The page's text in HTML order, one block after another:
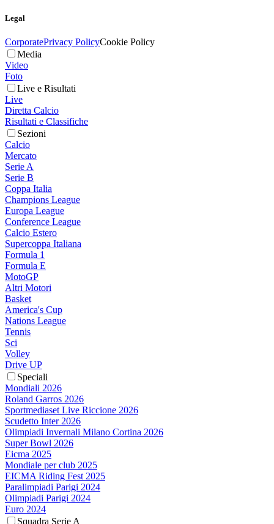
Legal
CorporatePrivacy PolicyCookie Policy
Media
Video
Foto
Live e Risultati
Live
Diretta Calcio
Risultati e Classifiche
Sezioni
Calcio
Mercato
Serie A
Serie B
Coppa Italia
Champions League
Europa League
Conference League
Calcio Estero
Supercoppa Italiana
Formula 1
Formula E
MotoGP
Altri Motori
Basket
America's Cup
Nations League
Tennis
Sci
Volley
Drive UP
Speciali
Mondiali 2026
Roland Garros 2026
Sportmediaset Live Riccione 2026
Scudetto Inter 2026
Olimpiadi Invernali Milano Cortina 2026
Super Bowl 2026
Eicma 2025
Mondiale per club 2025
EICMA Riding Fest 2025
Paralimpiadi Parigi 2024
Olimpiadi Parigi 2024
Euro 2024
Squadra Serie A